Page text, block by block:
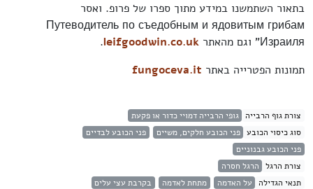
בתאור השתמשנו במידע מתוך ספרו של פרופ. ואסר
Путеводитель по съедобным и ядовитым грибам
Израиля" וגם מהאתר
leifgoodwin.co.uk
.
תמונות הפטרייה באתרfungoceva.it
צורת גוף הרבייה גופי הרבייה דמויי כדור או פקעת
סוג כיסוי הכובע פני הכובע חלקים, משיים
פני הכובע לבדיים
פני הכובע גבנוניים
צורת הרגל הרגל חסרה
תנאי הגדילה על האדמה מתחת לאדמה
בקרבת עצי עלים